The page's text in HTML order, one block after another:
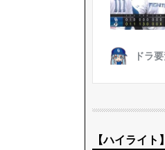
【ハイライト】